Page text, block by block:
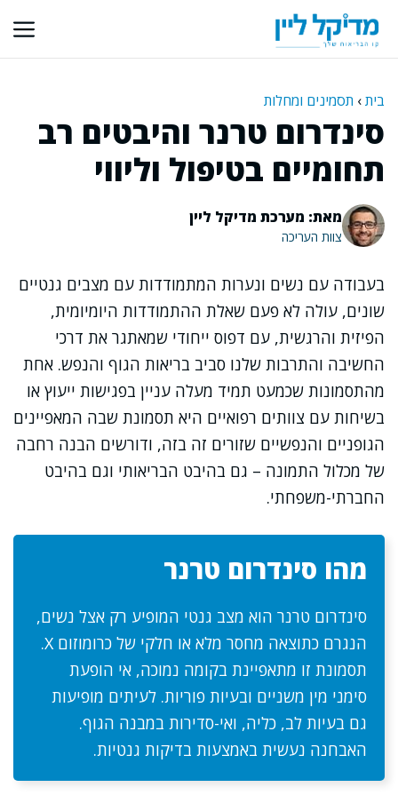
לתוכן
בית› תסמינים ומחלות
סינדרום טרנר והיבטים רב
תחומיים בטיפול וליווי
מאת: מערכת מדיקל ליין
צוות העריכה
בעבודה עם נשים ונערות המתמודדות עם מצבים גנטיים
שונים, עולה לא פעם שאלת ההתמודדות היומיומית,
הפיזית והרגשית, עם דפוס ייחודי שמאתגר את דרכי
החשיבה והתרבות שלנו סביב בריאות הגוף והנפש. אחת
מהתסמונות שכמעט תמיד מעלה עניין בפגישות ייעוץ או
בשיחות עם צוותים רפואיים היא תסמונת שבה המאפיינים
הגופניים והנפשיים שזורים זה בזה, ודורשים הבנה רחבה
של מכלול התמונה – גם בהיבט הבריאותי וגם בהיבט
החברתי-משפחתי.
מהו סינדרום טרנר
סינדרום טרנר הוא מצב גנטי המופיע רק אצל נשים,
הנגרם כתוצאה מחסר מלא או חלקי של כרומוזום X.
תסמונת זו מתאפיינת בקומה נמוכה, אי הופעת
סימני מין משניים ובעיות פוריות. לעיתים מופיעות
גם בעיות לב, כליה, ואי-סדירות במבנה הגוף.
האבחנה נעשית באמצעות בדיקות גנטיות.